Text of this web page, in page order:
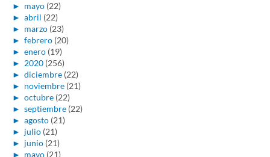
► mayo (22)
► abril (22)
► marzo (23)
► febrero (20)
► enero (19)
► 2020 (256)
► diciembre (22)
► noviembre (21)
► octubre (22)
► septiembre (22)
► agosto (21)
► julio (21)
► junio (21)
► mayo (21)